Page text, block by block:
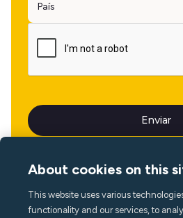
Idioma
About cookies on this
This website uses various
functionality and our services, to